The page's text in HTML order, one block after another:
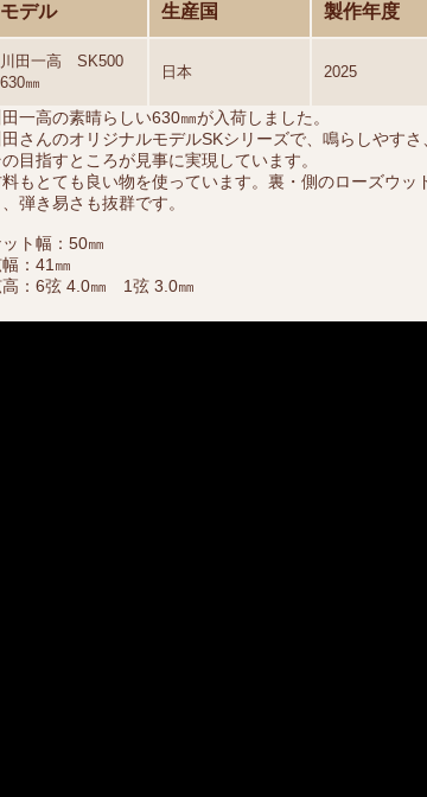
モデル 生産国 製作年度
川田一高 SK500
630㎜
日本 2025
田一高の素晴らしい630㎜が入荷しました。
田さんのオリジナルモデルSKシリーズで、鳴らしやす
の目指すところが見事に実現しています。
もとても良い物を使っています。裏・側のローズウ
、弾き易さも抜群です。
ト幅：50㎜
：41㎜
高：6弦 4.0㎜ 1弦 3.0㎜